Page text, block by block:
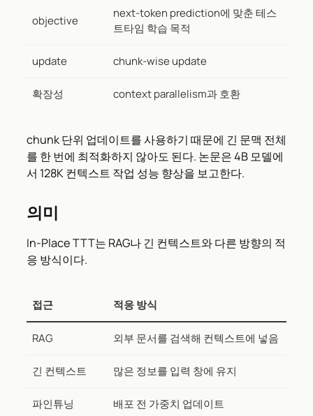
objective
next-token prediction에 맞춘 테스
트타임 학습 목적
update chunk-wise update
확장성 context parallelism과 호환
chunk 단위 업데이트를 사용하기 때문에 긴 문맥 전체
를 한 번에 최적화하지 않아도 된다. 논문은 4B 모델에
서 128K 컨텍스트 작업 성능 향상을 보고한다.
의미
In-Place TTT는 RAG나 긴 컨텍스트와 다른 방향의 적
응 방식이다.
접근 적응 방식
RAG 외부 문서를 검색해 컨텍스트에 넣음
긴 컨텍스트 많은 정보를 입력 창에 유지
파인튜닝 배포 전 가중치 업데이트